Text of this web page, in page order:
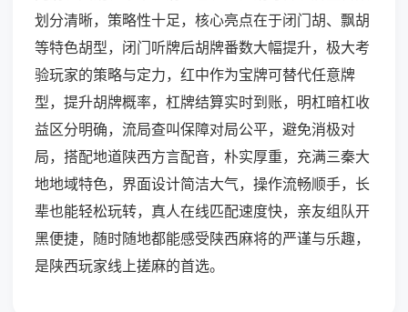
划分清晰，策略性十足，核心亮点在于闭门胡、飘胡
等特色胡型，闭门听牌后胡牌番数大幅提升，极大考
验玩家的策略与定力，红中作为宝牌可替代任意牌
型，提升胡牌概率，杠牌结算实时到账，明杠暗杠收
益区分明确，流局查叫保障对局公平，避免消极对
局，搭配地道陕西方言配音，朴实厚重，充满三秦大
地地域特色，界面设计简洁大气，操作流畅顺手，长
辈也能轻松玩转，真人在线匹配速度快，亲友组队开
黑便捷，随时随地都能感受陕西麻将的严谨与乐趣，
是陕西玩家线上搓麻的首选。